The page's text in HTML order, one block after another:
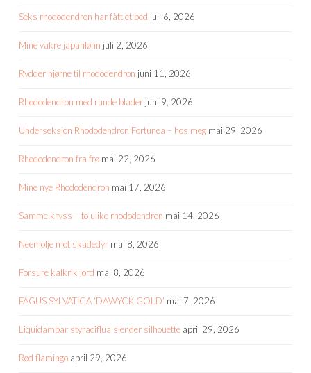
Seks rhododendron har fått et bed juli 6, 2026
Mine vakre japanlønn juli 2, 2026
Rydder hjørne til rhododendron juni 11, 2026
Rhododendron med runde blader juni 9, 2026
Underseksjon Rhododendron Fortunea – hos meg mai 29, 2026
Rhododendron fra frø mai 22, 2026
Mine nye Rhododendron mai 17, 2026
Samme kryss – to ulike rhododendron mai 14, 2026
Neemolje mot skadedyr mai 8, 2026
Forsure kalkrik jord mai 8, 2026
FAGUS SYLVATICA ‘DAWYCK GOLD’ mai 7, 2026
Liquidambar styraciflua slender silhouette april 29, 2026
Rød flamingo april 29, 2026